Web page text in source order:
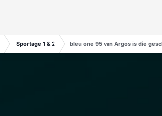
Sportage 1 & 2 bleu one 95 van Argos is die